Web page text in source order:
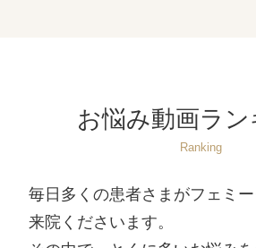
お悩み動画ラ
Ranking
毎日多くの患者さまがフェミ
来院くださいます。